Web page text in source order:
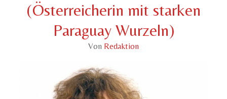
(Österreicherin mit starken
Paraguay Wurzeln)
Von Redaktion